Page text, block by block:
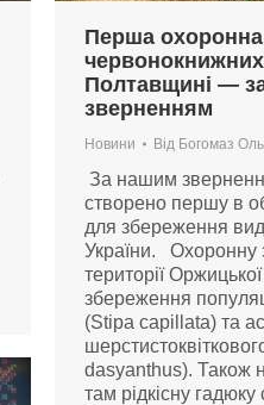
Перша
Полтавщині —
зверненням
Новини Від Богомаз
За нашим
створено першу в
для збереження
України. Охоронну
території
збереження
(Stipa capillata) та
dasyanthus). Також
там рідкісну